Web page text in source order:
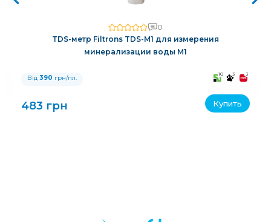
0
TDS-метр Filtrons TDS-M1 для измерения
минерализации воды M1
Від 390 грн/пл. 10 3 3
483 грн Купить